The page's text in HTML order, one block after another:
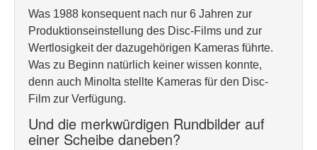
Was 1988 konsequent nach nur 6 Jahren zur
Produktionseinstellung des Disc-Films und zur
Wertlosigkeit der dazugehörigen Kameras führte.
Was zu Beginn natürlich keiner wissen konnte,
denn auch Minolta stellte Kameras für den Disc-
Film zur Verfügung.
Und die merkwürdigen Rundbilder auf
einer Scheibe daneben?